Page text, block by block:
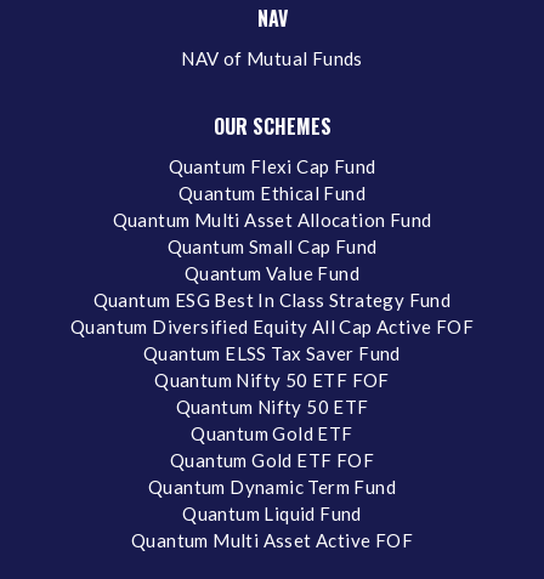
NAV
NAV of Mutual Funds
OUR SCHEMES
Quantum Flexi Cap Fund
Quantum Ethical Fund
Quantum Multi Asset Allocation Fund
Quantum Small Cap Fund
Quantum Value Fund
Quantum ESG Best In Class Strategy Fund
Quantum Diversified Equity All Cap Active FOF
Quantum ELSS Tax Saver Fund
Quantum Nifty 50 ETF FOF
Quantum Nifty 50 ETF
Quantum Gold ETF
Quantum Gold ETF FOF
Quantum Dynamic Term Fund
Quantum Liquid Fund
Quantum Multi Asset Active FOF